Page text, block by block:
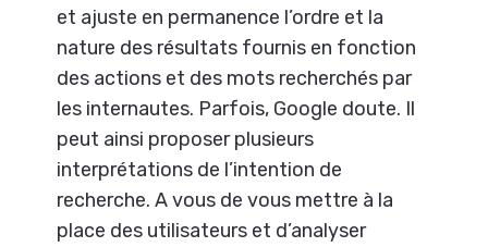
et ajuste en permanence l’ordre et la
nature des résultats fournis en fonction
des actions et des mots recherchés par
les internautes. Parfois, Google doute. Il
peut ainsi proposer plusieurs
interprétations de l’intention de
recherche. A vous de vous mettre à la
place des utilisateurs et d’analyser